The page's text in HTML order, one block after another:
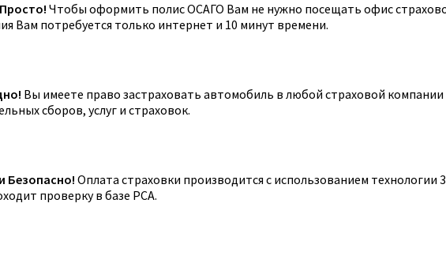
Чтобы оформить полис ОСАГО Вам не нужно посещать офис
Вам потребуется только интернет и 10 минут времени.
Вы имеете право застраховать автомобиль в любой страховой компании
сборов, услуг и страховок.
Безопасно!Оплата страховки производится с использованием
проверку в базе РСА.